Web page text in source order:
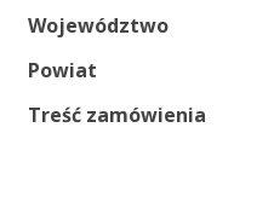
Województwo
Powiat
Treść zamówienia